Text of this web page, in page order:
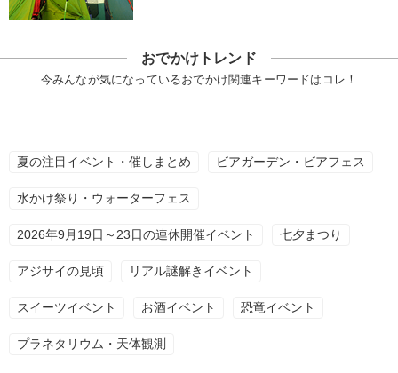
おでかけトレンド
今みんなが気になっているおでかけ関連キーワードはコレ！
夏の注目イベント・催しまとめ ビアガーデン・ビアフェス
水かけ祭り・ウォーターフェス
2026年9月19日～23日の連休開催イベント 七夕まつり
アジサイの見頃 リアル謎解きイベント
スイーツイベント お酒イベント 恐竜イベント
プラネタリウム・天体観測